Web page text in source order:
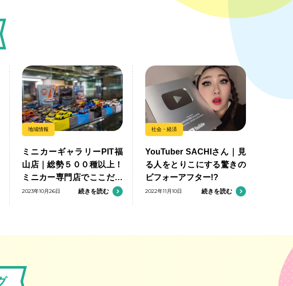
地域情報
ミニカーギャラリーPIT福
山店｜総勢５００種以上！
ミニカー専門店でここだけ
の出会いを楽しもう
2023年10月26日 続きを読む
社会・経済
YouTuber SACHIさん｜見
る人をとりこにする驚きの
ビフォーアフター!?
2022年11月10日 続きを読む